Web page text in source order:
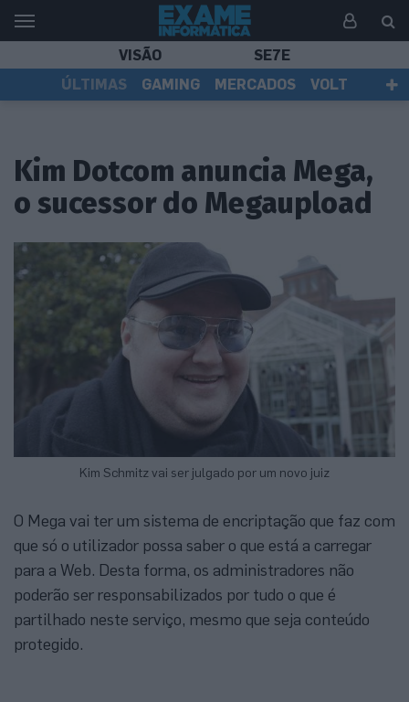
VISÃO
SE7E
ÚLTIMAS
GAMING MERCADOS
VOLT
Kim Dotcom anuncia Mega,
o sucessor do Megaupload
Kim Schmitz vai ser julgado por um novo juiz
O Mega vai ter um sistema de encriptação que faz com
que só o utilizador possa saber o que está a carregar
para a Web. Desta forma, os administradores não
poderão ser responsabilizados por tudo o que é
partilhado neste serviço, mesmo que seja conteúdo
protegido.